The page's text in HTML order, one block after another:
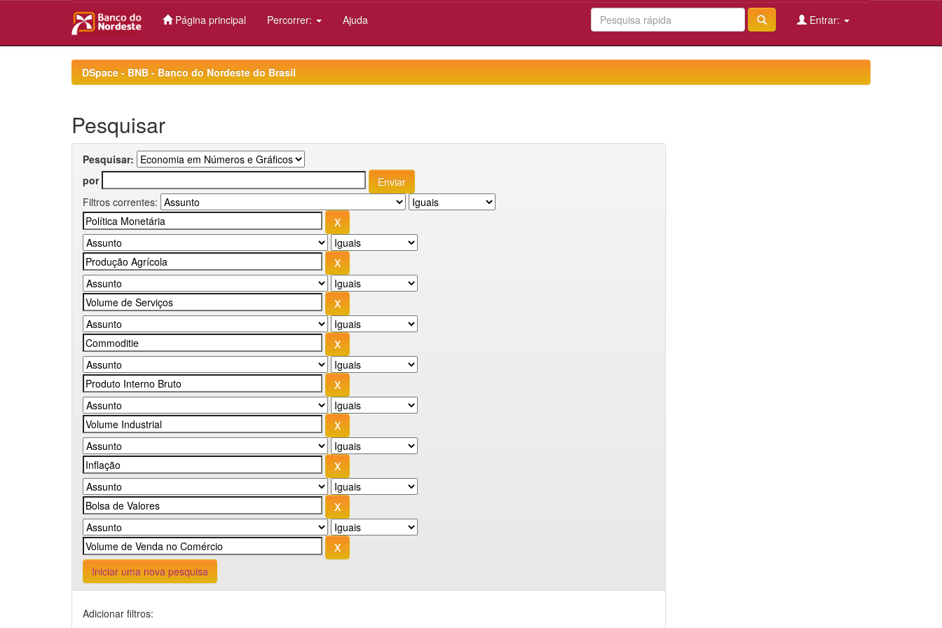
Página principal Percorrer: Ajuda Entrar:
DSpace - BNB - Banco do Nordeste do Brasil
Pesquisar
Pesquisar:
por
Filtros correntes:
Iniciar uma nova pesquisa
Adicionar filtros: